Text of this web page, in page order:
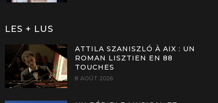
LES + LUS
ATTILA SZANISZLÓ À AIX : UN
ROMAN LISZTIEN EN 88
TOUCHES
8 AOÛT 2026